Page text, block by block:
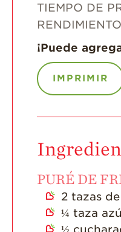
TIEMPO DE
¡Puede
IMPRIMIR
PURÉ DE
2 tazas
¼ taza
½